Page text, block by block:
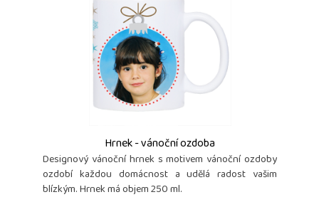
Hrnek - vánoční ozdoba
Designový vánoční hrnek s motivem vánoční ozdoby
ozdobí každou domácnost a udělá radost vašim
blízkým. Hrnek má objem 250 ml.